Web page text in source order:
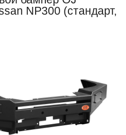
NP300 (стандарт,